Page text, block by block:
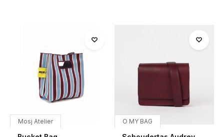
Mosj Atelier O MY BAG